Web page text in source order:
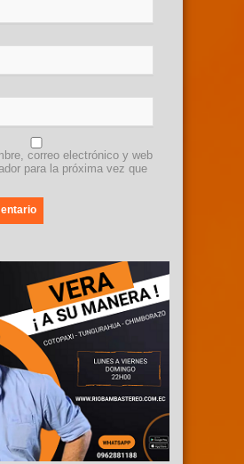
correo electrónico y web
para la próxima vez que